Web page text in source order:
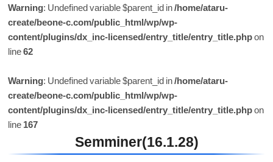
Warning: Undefined variable $parent_id in/home/ataru-
create/beone-c.com/public_html/wp/wp-
content/plugins/dx_inc-licensed/entry_title/entry_title.phpon
line62
Warning: Undefined variable $parent_id in/home/ataru-
create/beone-c.com/public_html/wp/wp-
content/plugins/dx_inc-licensed/entry_title/entry_title.phpon
line167
Semminer(16.1.28)